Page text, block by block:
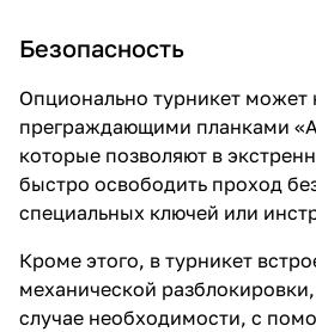
Безопасность
Опционально турникет может
преграждающими планками
которые позволяют в
быстро освободить проход
специальных ключей или
Кроме этого, в турникет
механической
случае необходимости, с